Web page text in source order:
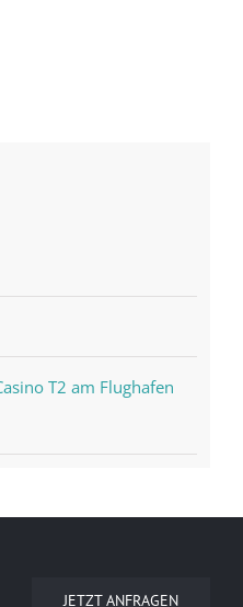
T2 am Flughafen
JETZT ANFRAGEN